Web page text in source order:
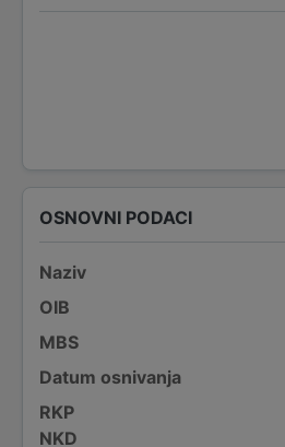
OSNOVNI PODACI
Naziv
OIB
MBS
Datum osnivanja
RKP
NKD